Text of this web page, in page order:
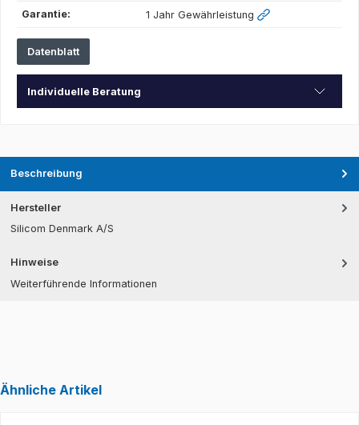
Garantie: 1 Jahr Gewährleistung
Datenblatt
Individuelle Beratung
Beschreibung
Hersteller
Silicom Denmark A/S
Hinweise
Weiterführende Informationen
Ähnliche Artikel